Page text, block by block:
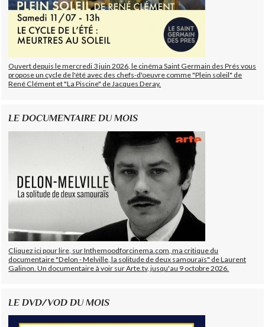
Ouvert depuis le mercredi 3 juin 2026, le cinéma Saint Germain des Prés vous
propose un cycle de l'été avec des chefs-d'oeuvre comme "Plein soleil" de
René Clément et "La Piscine" de Jacques Deray.
LE DOCUMENTAIRE DU MOIS
Cliquez ici pour lire, sur Inthemoodforcinema.com, ma critique du
documentaire "Delon - Melville, la solitude de deux samouraïs" de Laurent
Galinon. Un documentaire à voir sur Arte.tv, jusqu'au 9 octobre 2026.
LE DVD/VOD DU MOIS